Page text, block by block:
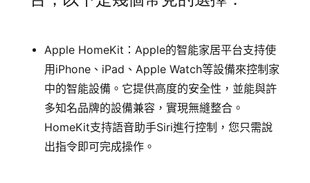
Apple HomeKit：Apple的智能家居平台支持使
用iPhone、iPad、Apple Watch等設備來控制家
中的智能設備。 它提供高度的安全性，並能與許
多知名品牌的設備兼容，實現無縫整合。
HomeKit支持語音助手Siri進行控制，您只需說
出指令即可完成操作。